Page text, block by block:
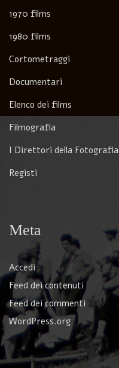
1970 films
1980 films
Cortometraggi
Documentari
Elenco dei films
Filmografia
I Direttori della Fotografia
Registi
Meta
Accedi
Feed dei contenuti
Feed dei commenti
WordPress.org